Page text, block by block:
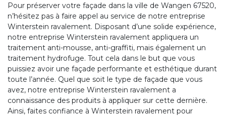
Pour préserver votre façade dans la ville de Wangen 67520,
n’hésitez pas à faire appel au service de notre entreprise
Winterstein ravalement. Disposant d’une solide expérience,
notre entreprise Winterstein ravalement appliquera un
traitement anti-mousse, anti-graffiti, mais également un
traitement hydrofuge. Tout cela dans le but que vous
puissiez avoir une façade performante et esthétique durant
toute l’année. Quel que soit le type de façade que vous
avez, notre entreprise Winterstein ravalement a
connaissance des produits à appliquer sur cette dernière.
Ainsi, faites confiance à Winterstein ravalement pour